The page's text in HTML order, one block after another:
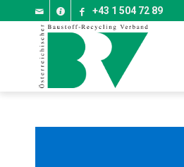
+43 1 504 72 89